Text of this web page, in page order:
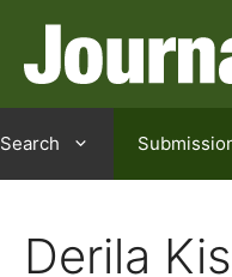
Search
Derila